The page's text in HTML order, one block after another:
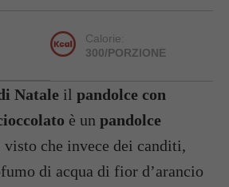
Calorie:
300/PORZIONE
Natale il pandolce con
è un pandolce
visto che invece dei canditi,
di acqua di fior d’arancio